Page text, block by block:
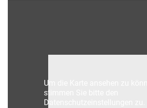
Um die Karte ansehen zu
stimmen Sie bitte den
Datenschutzeinstellungen zu.